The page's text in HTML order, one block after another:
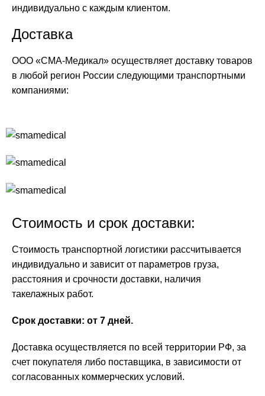
индивидуально с каждым клиентом.
Доставка
ООО «СМА-Медикал» осуществляет доставку товаров
в любой регион России следующими транспортными
компаниями:
Стоимость и срок доставки:
Стоимость транспортной логистики рассчитывается
индивидуально и зависит от параметров груза,
расстояния и срочности доставки, наличия
такелажных работ.
Срок доставки: от 7 дней.
Доставка осуществляется по всей территории РФ, за
счет покупателя либо поставщика, в зависимости от
согласованных коммерческих условий.